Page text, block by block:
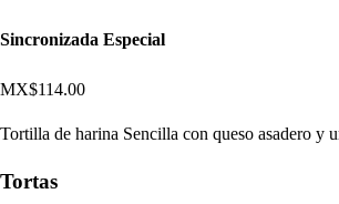
Sincronizada Especial
MX$114.00
Tortilla de harina Sencilla con queso asadero y
Tortas